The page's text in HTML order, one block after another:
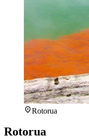
Rotorua
Rotorua